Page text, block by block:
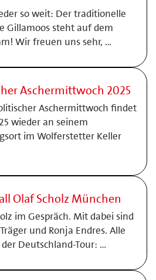
so weit: Der traditionelle
Gillamoos steht auf dem
Wir freuen uns sehr, …
Aschermittwoch 2025
Aschermittwoch findet
wieder an seinem
im Wolferstetter Keller
Olaf Scholz München
im Gespräch. Mit dabei sind
und Ronja Endres. Alle
Deutschland-Tour: …